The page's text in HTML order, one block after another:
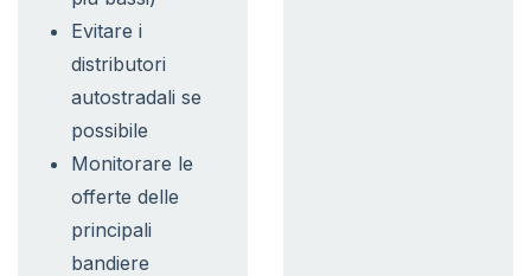
Evitare i
distributori
autostradali se
possibile
Monitorare le
offerte delle
principali
bandiere